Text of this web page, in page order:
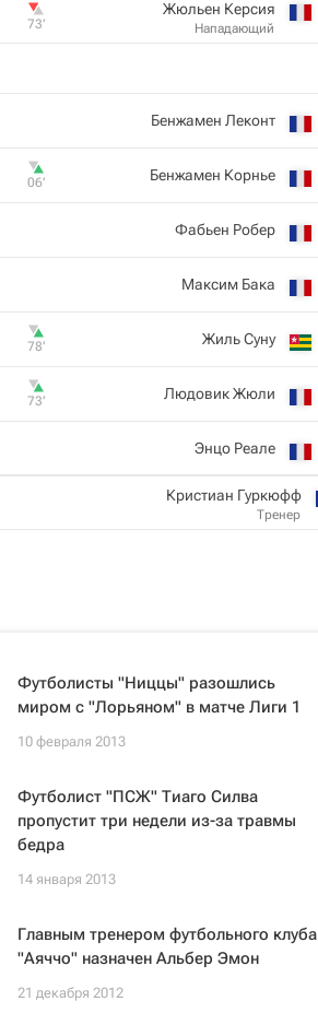
Жюльен Керсия
Нападающий
73‎’‎
Бенжамен Леконт
Бенжамен Корнье
06‎’‎
Фабьен Робер
Максим Бака
Жиль Суну
78‎’‎
Людовик Жюли
73‎’‎
Энцо Реале
Кристиан Гуркюфф
Тренер
Футболисты "Ниццы" разошлись
миром с "Лорьяном" в матче Лиги 1
10 февраля 2013
Футболист "ПСЖ" Тиаго Силва
пропустит три недели из-за травмы
бедра
14 января 2013
Главным тренером футбольного клуба
"Аяччо" назначен Альбер Эмон
21 декабря 2012